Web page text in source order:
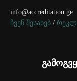
info@accreditation.ge
ჩვენ შესახებ /